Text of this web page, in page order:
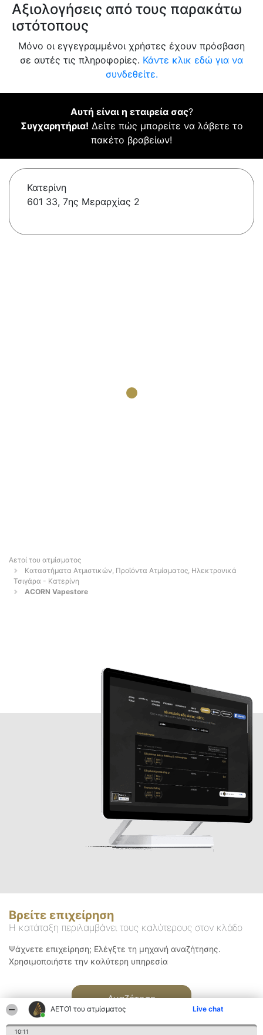
ΑΕΤΟΊ του ατμίσματος Live chat
10:11
Αξιολογήσεις από τους παρακάτω
ιστότοπους
Μόνο οι εγγεγραμμένοι χρήστες έχουν πρόσβαση
σε αυτές τις πληροφορίες. Κάντε κλικ εδώ για να
συνδεθείτε.
Αυτή είναι η εταιρεία σας?
Συγχαρητήρια! Δείτε πώς μπορείτε να λάβετε το
πακέτο βραβείων!
Κατερίνη
601 33, 7ης Μεραρχίας 2
Αετοί του ατμίσματος
Καταστήματα Ατμιστικών, Προϊόντα Ατμίσματος, Ηλεκτρονικά
Τσιγάρα - Κατερίνη
ACORN Vapestore
Βρείτε επιχείρηση
Η κατάταξη περιλαμβάνει τους καλύτερους στον κλάδο
Ψάχνετε επιχείρηση; Ελέγξτε τη μηχανή αναζήτησης.
Χρησιμοποιήστε την καλύτερη υπηρεσία
Αναζήτηση